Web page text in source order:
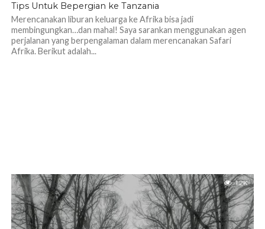
Tips Untuk Bepergian ke Tanzania
Merencanakan liburan keluarga ke Afrika bisa jadi
membingungkan…dan mahal! Saya sarankan menggunakan agen
perjalanan yang berpengalaman dalam merencanakan Safari
Afrika. Berikut adalah...
1.2K